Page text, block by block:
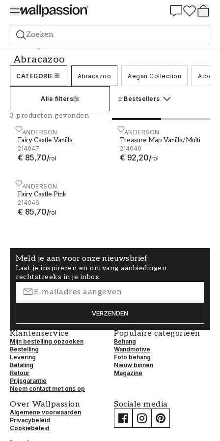
Zoeken
Behang Merk Sanderson Abracazoo
Abracazoo
CATEGORIE Abracazoo Aegan Collection
Alle filters Bestsellers
3 producten gevonden
SANDERSON
Fairy Castle Vanilla
214047
€ 85,70/rol
Fairy Castle Vanilla - 214047SANDERSON
Treasure Map Vanilla/Multi
214040
€ 92,20/rol
Treasure Map Vanilla/
SANDERSON
Fairy Castle Pink
214046
€ 85,70/rol
Fairy Castle Pink - 214046
Meld je aan voor onze nieuwsbrief
Laat je inspireren en ontvang aanbiedingen
rechtstreeks in je inbox.
VERZENDEN
Klantenservice
Mijn bestelling opzoeken
Bestelling
Levering
Betaling
Retour
Prijsgarantie
Neem contact met ons op
Populaire categorieën
Behang
Wandmotive
Foto behang
Nieuw binnen
Magazine
Over Wallpassion
Algemene voorwaarden
Privacybeleid
Cookiebeleid
Sociale media